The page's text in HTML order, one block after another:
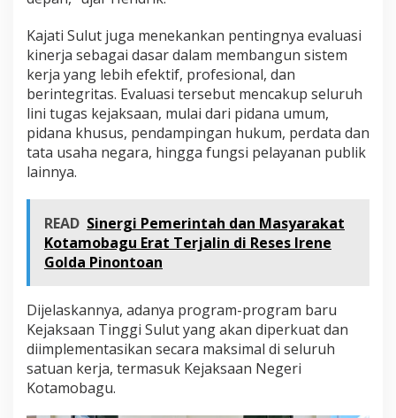
Kajati Sulut juga menekankan pentingnya evaluasi
kinerja sebagai dasar dalam membangun sistem
kerja yang lebih efektif, profesional, dan
berintegritas. Evaluasi tersebut mencakup seluruh
lini tugas kejaksaan, mulai dari pidana umum,
pidana khusus, pendampingan hukum, perdata dan
tata usaha negara, hingga fungsi pelayanan publik
lainnya.
READ Sinergi Pemerintah dan Masyarakat
Kotamobagu Erat Terjalin di Reses Irene
Golda Pinontoan
Dijelaskannya, adanya program-program baru
Kejaksaan Tinggi Sulut yang akan diperkuat dan
diimplementasikan secara maksimal di seluruh
satuan kerja, termasuk Kejaksaan Negeri
Kotamobagu.